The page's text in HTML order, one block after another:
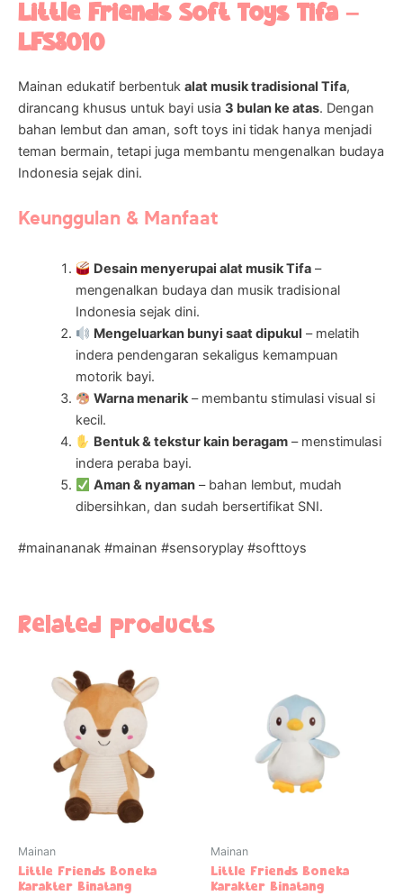
Little Friends Soft Toys Tifa –
LFS8010
Mainan edukatif berbentuk alat musik tradisional Tifa,
dirancang khusus untuk bayi usia 3 bulan ke atas. Dengan
bahan lembut dan aman, soft toys ini tidak hanya menjadi
teman bermain, tetapi juga membantu mengenalkan budaya
Indonesia sejak dini.
Keunggulan & Manfaat
Desain menyerupai alat musik Tifa –
mengenalkan budaya dan musik tradisional
Indonesia sejak dini.
Mengeluarkan bunyi saat dipukul – melatih
indera pendengaran sekaligus kemampuan
motorik bayi.
Warna menarik– membantu stimulasi visual si
kecil.
Bentuk & tekstur kain beragam – menstimulasi
indera peraba bayi.
Aman & nyaman – bahan lembut, mudah
dibersihkan, dan sudah bersertifikat SNI.
#mainananak #mainan #sensoryplay #softtoys
Related products
Mainan
Little Friends Boneka
Karakter Binatang
Mainan
Little Friends Boneka
Karakter Binatang